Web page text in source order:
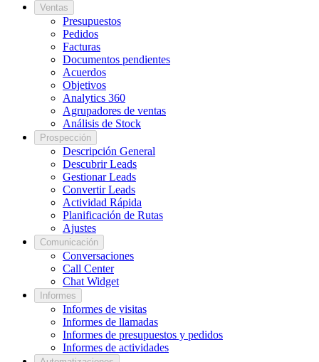
Ventas
Presupuestos
Pedidos
Facturas
Documentos pendientes
Acuerdos
Objetivos
Analytics 360
Agrupadores de ventas
Análisis de Stock
Prospección
Descripción General
Descubrir Leads
Gestionar Leads
Convertir Leads
Actividad Rápida
Planificación de Rutas
Ajustes
Comunicación
Conversaciones
Call Center
Chat Widget
Informes
Informes de visitas
Informes de llamadas
Informes de presupuestos y pedidos
Informes de actividades